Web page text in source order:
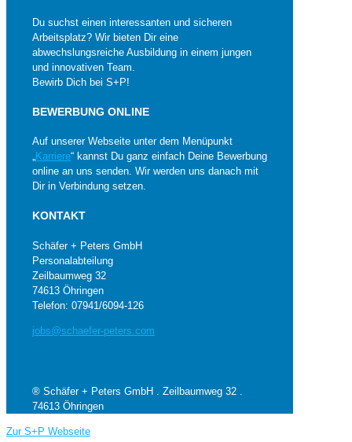
Du suchst einen interessanten und sicheren
Arbeitsplatz? Wir bieten Dir eine
abwechslungsreiche Ausbildung in einem jungen
und innovativen Team.
Bewirb Dich bei S+P!
BEWERBUNG ONLINE
Auf unserer Webseite unter dem Menüpunkt
„Karriere“ kannst Du ganz einfach Deine Bewerbung
online an uns senden. Wir werden uns danach mit
Dir in Verbindung setzen.
KONTAKT
Schäfer + Peters GmbH
Personalabteilung
Zeilbaumweg 32
74613 Öhringen
Telefon: 07941/6094-126
jobs@schaefer-peters.com
® Schäfer + Peters GmbH . Zeilbaumweg 32 .
74613 Öhringen
Zur S+P Webseite